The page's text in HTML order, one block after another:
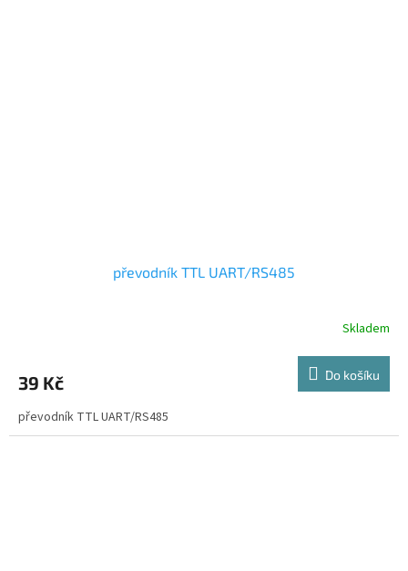
převodník TTL UART/RS485
Skladem
39 Kč Do košíku
převodník TTL UART/RS485